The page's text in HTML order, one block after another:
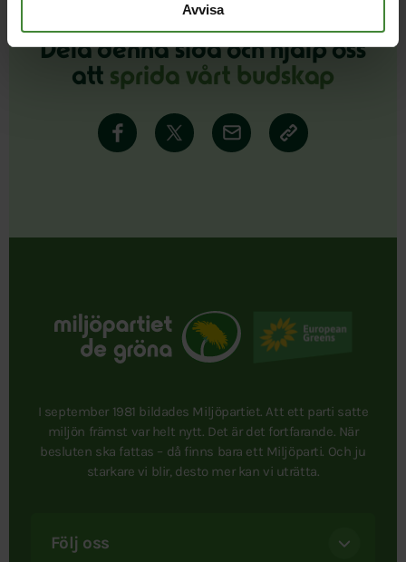
Avvisa
Dela denna sida och hjälp oss
att sprida vårt budskap
I september 1981 bildades Miljöpartiet. Att ett parti satte
miljön främst var helt nytt. Det är det fortfarande. När
besluten ska fattas – då finns bara ett Miljöparti. Och ju
starkare vi blir, desto mer kan vi uträtta.
Följ oss